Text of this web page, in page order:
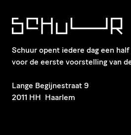
Schuur opent iedere dag een half
voor de eerste voorstelling van
​Lange Begijnestraat 9
2011 HH Haarlem